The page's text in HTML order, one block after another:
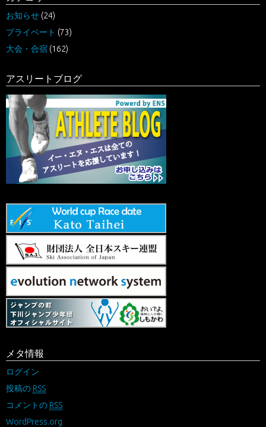
お知らせ (24)
プライベート (73)
大会・合宿 (162)
アスリートブログ
メタ情報
ログイン
投稿の RSS
コメントの RSS
WordPress.org